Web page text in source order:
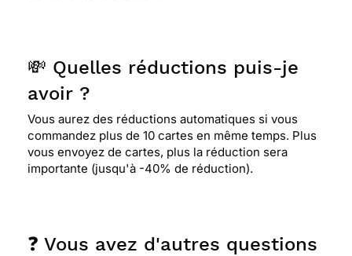
💸 Quelles réductions puis-je
avoir ?
Vous aurez des réductions automatiques si vous
commandez plus de 10 cartes en même temps. Plus
vous envoyez de cartes, plus la réduction sera
importante (jusqu'à -40% de réduction).
❓ Vous avez d'autres questions